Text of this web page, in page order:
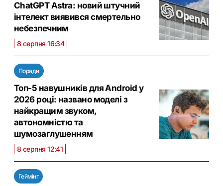
ChatGPT Astra: новий штучний
інтелект виявився смертельно
небезпечним
8 серпня 16:34
Поради
Топ-5 навушників для Android у
2026 році: названо моделі з
найкращим звуком,
автономністю та
шумозаглушенням
8 серпня 12:41
Геймінг